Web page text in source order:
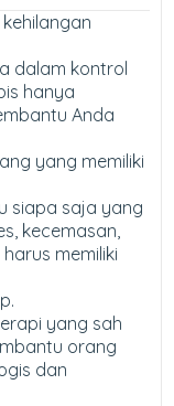
dalam kontrol
hanya
Anda
yang memiliki
siapa saja yang
kecemasan,
memiliki
yang sah
orang
dan